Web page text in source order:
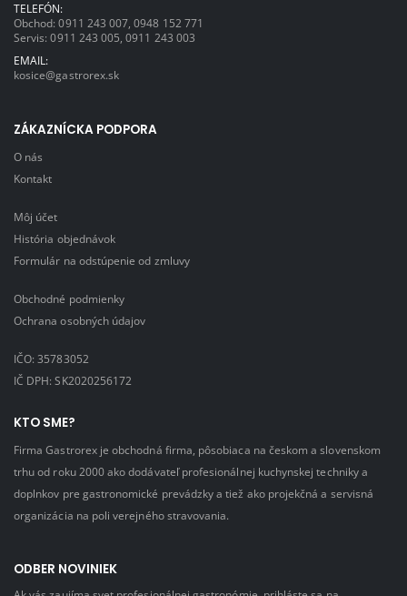
TELEFÓN:
Obchod:0911 243 007 ,0948 152 771
Servis:0911 243 005 ,0911 243 003
EMAIL:
kosice@gastrorex.sk
ZÁKAZNÍCKA PODPORA
O nás
Kontakt
Môj účet
História objednávok
Formulár na odstúpenie od zmluvy
Obchodné podmienky
Ochrana osobných údajov
IČO: 35783052
IČ DPH: SK2020256172
KTO SME?
Firma Gastrorex je obchodná firma, pôsobiaca na českom a slovenskom
trhu od roku 2000 ako dodávateľ profesionálnej kuchynskej techniky a
doplnkov pre gastronomické prevádzky a tiež ako projekčná a servisná
organizácia na poli verejného stravovania.
ODBER NOVINIEK